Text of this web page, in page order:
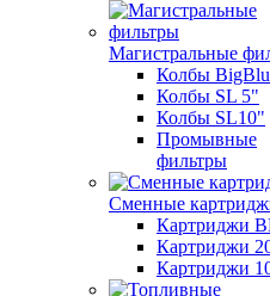
Магистральные
Колбы
Колбы SL 5"
Колбы SL10"
Промывные
фильтры
Сменные
Картриджи
Картриджи
Картриджи